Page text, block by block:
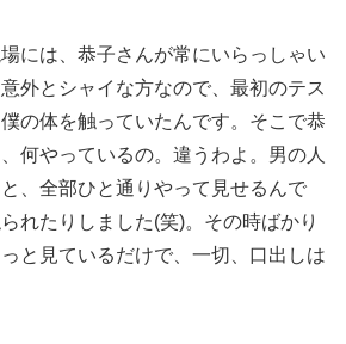
場には、恭子さんが常にいらっしゃい
外とシャイな方なので、最初のテス
の体を触っていたんです。そこで恭
何やっているの。違うわよ。男の人
、全部ひと通りやって見せるんで
れたりしました(笑)。その時ばかり
と見ているだけで、一切、口出しは